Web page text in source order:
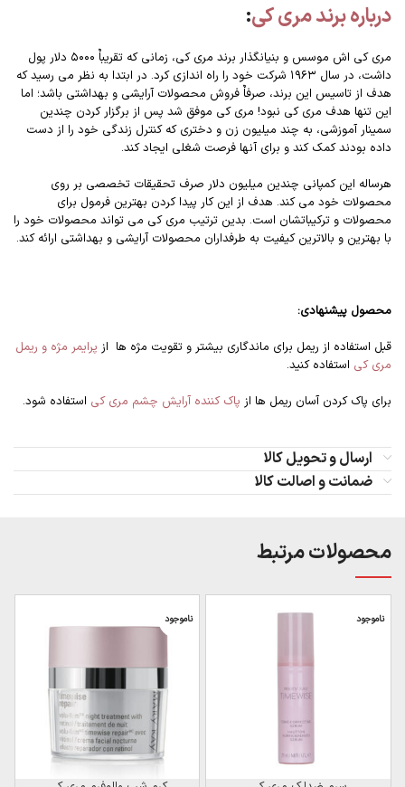
درباره برند مری کی:
مری کی اش موسس و بنیانگذار برند مری کی، زمانی که تقریباٌ ۵۰۰۰ دلار پول
داشت، در سال ۱۹۶۳ شرکت خود را راه اندازی کرد. در ابتدا به نظر می رسید که
هدف از تاسیس این برند، صرفاٌ فروش محصولات آرایشی و بهداشتی باشد؛ اما
این تنها هدف مری کی نبود! مری کی موفق شد پس از برگزار کردن چندین
سمینار آموزشی، به چند میلیون زن و دختری که کنترل زندگی خود را از دست
داده بودند کمک کند و برای آنها فرصت شغلی ایجاد کند.
هرساله این کمپانی چندین میلیون دلار صرف تحقیقات تخصصی بر روی
محصولات خود می کند. هدف از این کار پیدا کردن بهترین فرمول برای
محصولات و ترکیباتشان است. بدین ترتیب مری کی می تواند محصولات خود را
با بهترین و بالاترین کیفیت به طرفداران محصولات آرایشی و بهداشتی ارائه کند.
محصول پیشنهادی:
قبل استفاده از ریمل برای ماندگاری بیشتر و تقویت مژه ها از پرایمر مژه و ریمل
مری کی استفاده کنید.
برای پاک کردن آسان ریمل ها از پاک کننده آرایش چشم مری کی استفاده شود.
ارسال و تحویل کالا
ضمانت و اصالت کالا
محصولات مرتبط
ناموجود ناموجود